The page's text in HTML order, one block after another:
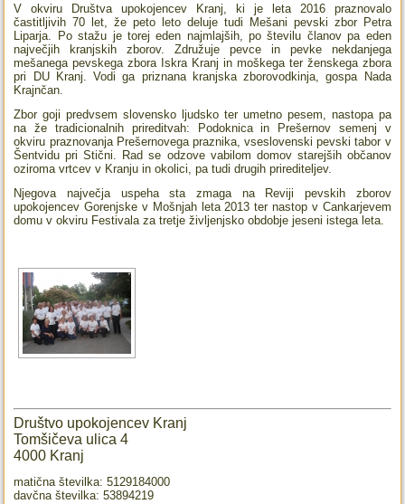
V okviru Društva upokojencev Kranj, ki je leta 2016 praznovalo
častitljivih 70 let, že peto leto deluje tudi Mešani pevski zbor Petra
Liparja. Po stažu je torej eden najmlajših, po številu članov pa eden
največjih kranjskih zborov. Združuje pevce in pevke nekdanjega
mešanega pevskega zbora Iskra Kranj in moškega ter ženskega zbora
pri DU Kranj. Vodi ga priznana kranjska zborovodkinja, gospa Nada
Krajnčan.
Zbor goji predvsem slovensko ljudsko ter umetno pesem, nastopa pa
na že tradicionalnih prireditvah: Podoknica in Prešernov semenj v
okviru praznovanja Prešernovega praznika, vseslovenski pevski tabor v
Šentvidu pri Stični. Rad se odzove vabilom domov starejših občanov
oziroma vrtcev v Kranju in okolici, pa tudi drugih prirediteljev.
Njegova največja uspeha sta zmaga na Reviji pevskih zborov
upokojencev Gorenjske v Mošnjah leta 2013 ter nastop v Cankarjevem
domu v okviru Festivala za tretje življenjsko obdobje jeseni istega leta.
Društvo upokojencev Kranj
Tomšičeva ulica 4
4000 Kranj
matična številka: 5129184000
davčna številka: 53894219